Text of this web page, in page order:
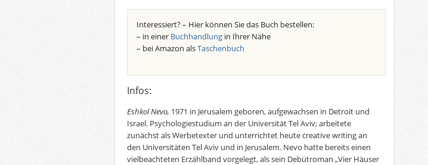
Interessiert? – Hier können Sie das Buch bestellen:
– in einer Buchhandlung in Ihrer Nähe
– bei Amazon alsTaschenbuch
Infos:
Eshkol Nevo, 1971 in Jerusalem geboren, aufgewachsen in Detroit und
Israel. Psychologiestudium an der Universität Tel Aviv; arbeitete
zunächst als Werbetexter und unterrichtet heute creative writing an
den Universitäten Tel Aviv und in Jerusalem. Nevo hatte bereits einen
vielbeachteten Erzählband vorgelegt, als sein Debütroman „Vier Häuser